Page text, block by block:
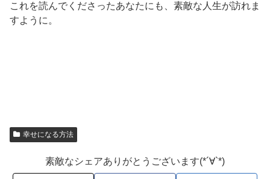
これを読んでくださったあなたにも、素敵な人生が訪れま
すように。
幸せになる方法
素敵なシェアありがとうございます(*´∀`*)